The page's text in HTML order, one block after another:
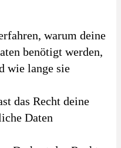
warum deine
benötigt werden,
wie lange sie
das Recht deine
Daten